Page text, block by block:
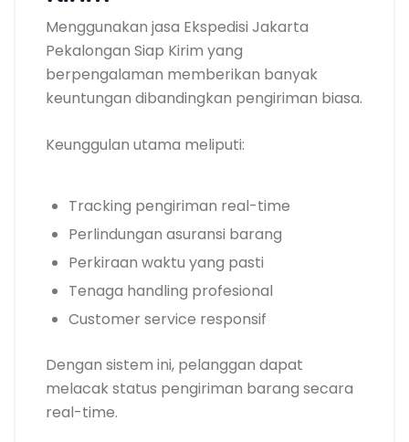
Menggunakan jasa Ekspedisi Jakarta
Pekalongan Siap Kirim yang
berpengalaman memberikan banyak
keuntungan dibandingkan pengiriman biasa.
Keunggulan utama meliputi:
Tracking pengiriman real-time
Perlindungan asuransi barang
Perkiraan waktu yang pasti
Tenaga handling profesional
Customer service responsif
Dengan sistem ini, pelanggan dapat
melacak status pengiriman barang secara
real-time.